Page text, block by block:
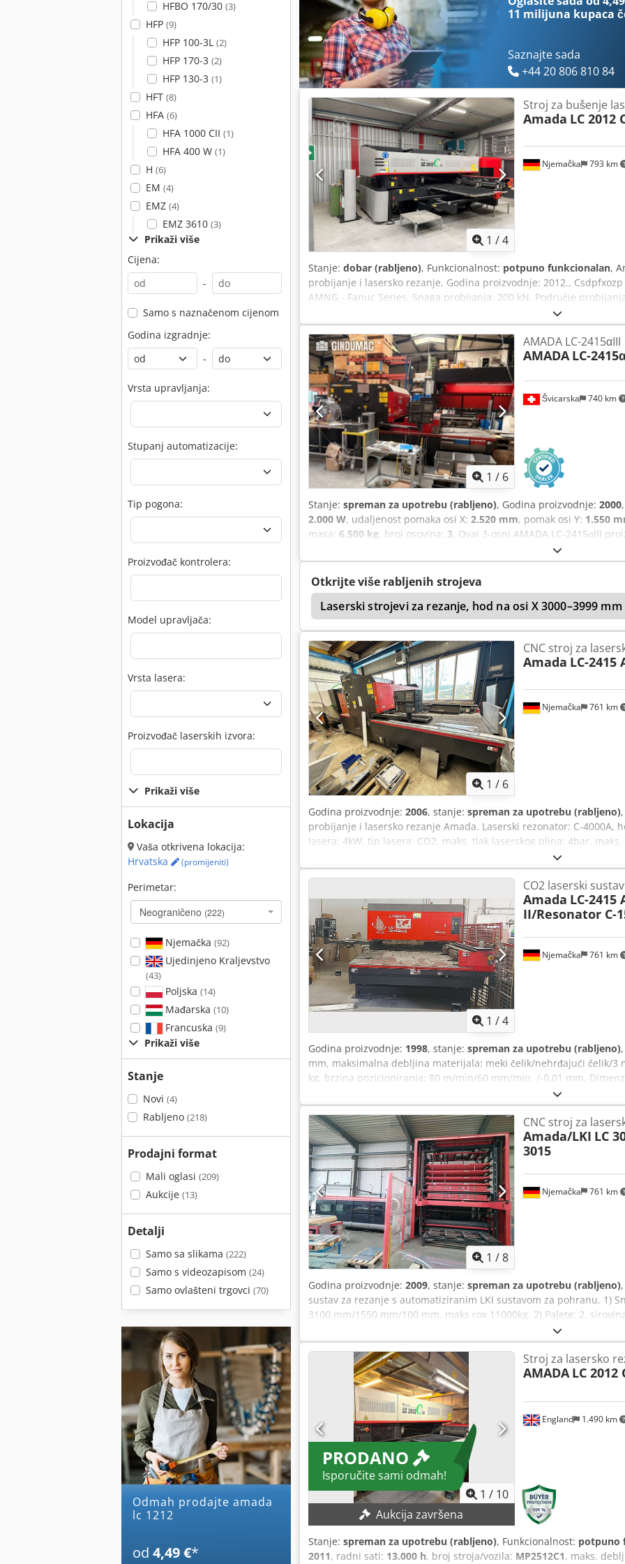
HFBO 170/30 (3)
HFP (9)
HFP 100-3L (2)
HFP 170-3 (2)
HFP 130-3 (1)
HFT (8)
HFA (6)
HFA 1000 CII (1)
HFA 400 W (1)
H (6)
EM (4)
EMZ (4)
EMZ 3610 (3)
Prikaži više
Cijena:
-
Samo s naznačenom cijenom
Godina izgradnje:
-
Vrsta upravljanja:
Stupanj automatizacije:
Tip pogona:
Proizvođač kontrolera:
Model upravljača:
Vrsta lasera:
Proizvođač laserskih izvora:
Prikaži više
Lokacija
Vaša otkrivena lokacija:
Hrvatska
(promijeniti)
Perimetar:
Neograničeno (222)
Njemačka (92)
Ujedinjeno Kraljevstvo
(43)
Poljska (14)
Mađarska (10)
Francuska (9)
Prikaži više
Stanje
Novi (4)
Rabljeno (218)
Prodajni format
Mali oglasi (209)
Aukcije (13)
Detalji
Samo sa slikama (222)
Samo s videozapisom (24)
Samo ovlašteni trgovci (70)
Odmah prodajte amada
lc 1212
od 4,49 €*
servisirana od strane tehničara, stanje je vrlo dobro u odnosu na
priključak za povrat topline. Stroj je demontiran, uskladišten u
trenutku pregledati. Maksimalna veličina lima: 3000x1500mm.
11 milijuna kupaca
Saznajte sada
+44 20 806 810 84
1 /4
Njemačka 793 km
Stroj za bušenje
Amada LC 2012
Stanje: dobar (rabljeno), Funkcionalnost: potpuno funkcionalan,
probijanje i lasersko rezanje, Godina proizvodnje: 2012.,
AMNG - Fanuc Series, Snaga probijanja: 200 kN, Područje
2.500 W, Područje laserskog rezanja: 2000 x 1270 mm, Područje
opterećenje stola: 150 kg, Revolver s 46 pozicija.
1 / 6
Švicarska 740 km
AMADA LC-2415αIII
AMADA LC-
Stanje: spreman za upotrebu (rabljeno), Godina proizvodnje: 2000
2.000 W, udaljenost pomaka osi X: 2.520 mm, pomak osi Y: 1.550
masa: 6.500 kg, broj osovina: 3, Ovaj 3-osni AMADA LC-2415αIII
snagu od 2 kW i maksimalni format lima od 1500 x 5000 mm. Stroj
Switzerland, a 2024. godine je instaliran i novougrađeni
mogućnosti laserskog rezanja, razmislite o CO2 laserskom stroju
na prodaju. Kontaktirajte nas za više informacija. - Maks. format
23.000 h - Priključena snaga: 48 kVA - Održavanje: Redovito od
Novo instalirano 2024. - Opseg isporuke: Amada Alpha 3 LC 2415
jedinica za usisavanje, kompresor za jedinicu za usisavanje,
laserskog izvora: AMADA FANUC AF2000C Crsdpfx Aozkgavscbef
Otkrijte više rabljenih strojeva
Laserski strojevi za rezanje, hod na osi X 3000–3999 mm
Stroj Rothenberger Stroj Za Rezanje Kutak
1 / 6
Njemačka 761 km
CNC stroj za
Amada LC-2415
Godina proizvodnje: 2006, stanje: spreman za upotrebu (rabljeno)
probijanje i lasersko rezanje Amada. Laserski rezonator: C-4000A,
lasera: 4kW, tip lasera: CO2, maks. tlak laserskog plina: 4bar,
25mm/15mm/10mm. Dimenzije stroja X/Y/Z: cca 5700mm/2500mm/
upravljanje: Amada. Uključuje transformator TG515 (70kVA),
uređaj za ispiranje zrake Alphapac. Dokumentacija dostupna.
Rtf Usx Acbjrf
1 /4
Njemačka 761 km
CO2 laserski
Amada LC-2415
II/Resonator C-
Godina proizvodnje: 1998, stanje: spreman za upotrebu (rabljeno)
mm, maksimalna debljina materijala: meki čelik/nehrđajući čelik/3
kg, brzina pozicioniranja: 80 m/min/60 mm/min. /-0,01 mm.
5650mm/3650mm/2100mm, težina: cca 6600kg, radni sati: 29499h.
Dokumentacija dostupna. Moguć je pregled na licu mjesta. Crjdpjv
1 /8
Njemačka 761 km
CNC stroj za
Amada/LKI LC
3015
Godina proizvodnje: 2009, stanje: spreman za upotrebu (rabljeno)
sustav za rezanje s automatiziranim LKI sustavom za pohranu. 1)
3100 mm/1550 mm/100 mm, maks rox 11000kg. 2) Palete: 2,
maks. dimenzije materijala X/Y: 3050 mm/1525 mm, min.
licu mjesta. Cjdev Rp S Sjpfx Acbsrf
PRODANO
Isporučite sami odmah!
1 / 10
Aukcija završena
England 1.490 km
Stroj za lasersko
AMADA LC 2012
Stanje: spreman za upotrebu (rabljeno), Funkcionalnost: potpuno
2011, radni sati: 13.000 h, broj stroja/vozila: MP2512C1, maks.